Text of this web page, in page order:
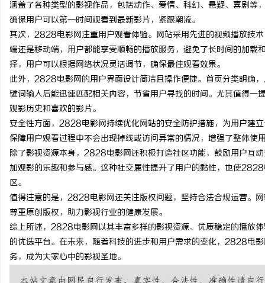
涵盖了各种类型的影视作品，包括动作、爱情、科幻、悬疑、喜剧
确保用户可以第一时间观看到最新影片，紧跟潮流。
其次，2828电影网注重用户观看体验。网站采用先进的视频播放技
端还是移动端，用户都能享受顺畅的播放服务，避免了长时间的加
择，用户可以根据网络状况灵活调节，确保最佳观看效果。
此外，2828电影网的用户界面设计简洁且操作便捷。首页分类明确
键词输入后能迅速匹配相关内容，节省用户寻找的时间。尤其值得
观影历史和喜欢的影片。
安全性方面，2828电影网持续优化网站的安全防护措施，为用户建
保障用户观看过程中不会出现掉线或访问异常的情况，增强了整体使
除了影视资源本身，2828电影网还积极打造社区功能，鼓励用户互
加观影的乐趣和参与感。这种社交属性提升了用户的黏性，也使
区。
值得注意的是，2828电影网还关注版权问题，坚持合法合规运营。
尊重原创版权，助力影视行业的健康发展。
综上所述，2828电影网以其丰富多样的影视资源、优质稳定的播放
的优选平台。在未来，随着科技的进步和用户需求的变化，2828电
务，成为大家心中的影视圣地。
武汉配眼镜 上海配眼镜